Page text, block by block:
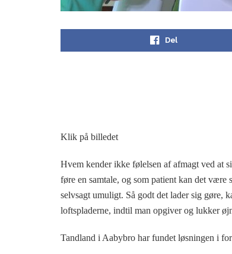
Del
Klik på billedet
Hvem kender ikke følelsen af afmagt ved at
føre en samtale, og som patient kan det
selvsagt umuligt. Så godt det lader sig gøre,
loftspladerne, indtil man opgiver og lukker
Tandland i Aabybro har fundet løsningen i